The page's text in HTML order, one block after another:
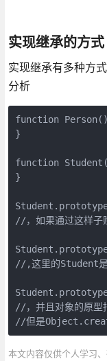
实现继承的方式
实现继承有多种方
分析
function
}
function
}
Student.prototype
//，如果通过这样子
Student.prototype
//,这里的Student是
Student.prototype
//，并且对象的原
//但是
本文内容仅供个人学习